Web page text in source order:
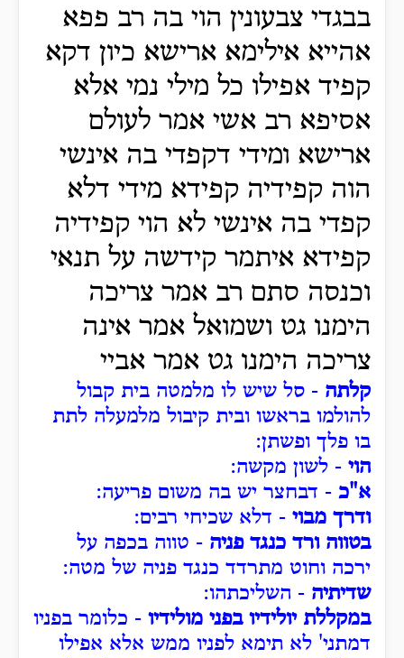
בבגדי צבעונין הוי בה רב פפא
אהייא אילימא ארישא כיון דקא
קפיד אפילו כל מילי נמי אלא
אסיפא רב אשי אמר לעולם
ארישא ומידי דקפדי בה אינשי
הוה קפידיה קפידא מידי דלא
קפדי בה אינשי לא הוי קפידיה
קפידא איתמר קידשה על תנאי
וכנסה סתם רב אמר צריכה
הימנו גט ושמואל אמר אינה
צריכה הימנו גט אמר אביי
קלתה - סל שיש לו מלמטה בית קבול
להולמו בראשו ובית קיבול מלמעלה לתת
בו פלך ופשתן:
הוי - לשון מקשה:
א"כ - דבחצר יש בה משום פריעה:
ודרך מבוי - דלא שכיחי רבים:
בטווה ורד כנגד פניה - טווה בכפה על
ירכה וחוט מתרדד כנגד פניה של מטה:
שדיתיה - השליכתהו:
במקללת יולידיו בפני מולידיו - כלומר בפניו
דמתני' לא תימא לפניו ממש אלא אפילו